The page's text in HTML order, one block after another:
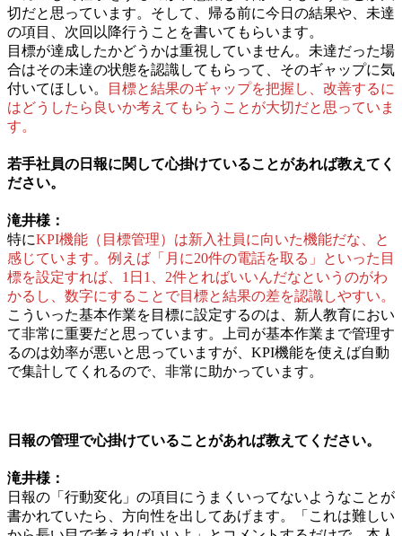
切だと思っています。そして、帰る前に今日の結果や、未達
の項目、次回以降行うことを書いてもらいます。
目標が達成したかどうかは重視していません。未達だった場
合はその未達の状態を認識してもらって、そのギャップに気
付いてほしい。
目標と結果のギャップを把握し、改善するに
はどうしたら良いか考えてもらうことが大切だと思っていま
す。
若手社員の日報に関して心掛けていることがあれば教えてく
ださい。
滝井様：
特にKPI機能（目標管理）は新入社員に向いた機能だな、と
感じています。例えば「月に20件の電話を取る」といった目
標を設定すれば、1日1、2件とればいいんだなというのがわ
かるし、数字にすることで目標と結果の差を認識しやすい。
こういった基本作業を目標に設定するのは、新人教育におい
て非常に重要だと思っています。上司が基本作業まで管理す
るのは効率が悪いと思っていますが、KPI機能を使えば自動
で集計してくれるので、非常に助かっています。
日報の管理で心掛けていることがあれば教えてください。
滝井様：
日報の「行動変化」の項目にうまくいってないようなことが
書かれていたら、方向性を出してあげます。「これは難しい